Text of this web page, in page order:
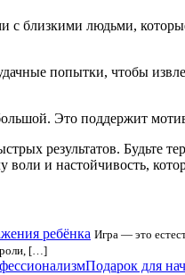
близкими людьми,
попытки, чтобы
Это поддержит
результатов. Будьте
воли и настойчивость,
ребёнка Игра — это
роли, […]
Подарок для